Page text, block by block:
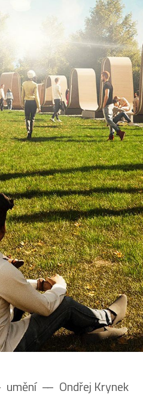
umění –– Ondřej Krynek